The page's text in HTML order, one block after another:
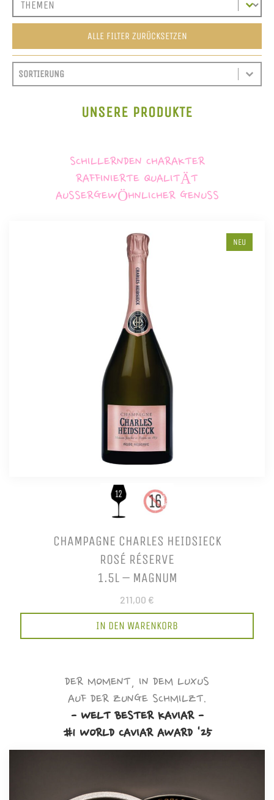
ALLE FILTER ZURÜCKSETZEN
SORTIEREN
SORT CONTENT
SORT CONTENT
UNSERE PRODUKTE
SCHILLERNDEN CHARAKTER
RAFFINIERTE QUALITÄT
AUSSERGEWÖHNLICHER GENUSS
NEU
CHAMPAGNE CHARLES HEIDSIECK
ROSÉ RÉSERVE
1.5L – MAGNUM
211,00 €
IN DEN WARENKORB
DER MOMENT, IN DEM LUXUS
AUF DER ZUNGE SCHMILZT.
- WELT BESTER KAVIAR -
#1 WORLD CAVIAR AWARD '25